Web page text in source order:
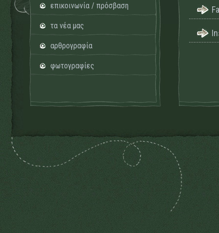
επικοινωνία / πρόσβαση
τα νέα μας
αρθρογραφία
φωτογραφίες